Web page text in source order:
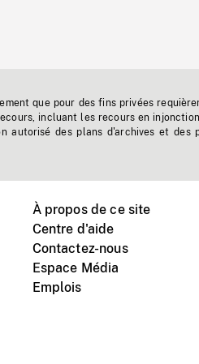
que pour des fins privées
incluant les recours en
autorisé des plans d'archives et des
À propos de ce site
Centre d'aide
Contactez-nous
Espace Média
Emplois